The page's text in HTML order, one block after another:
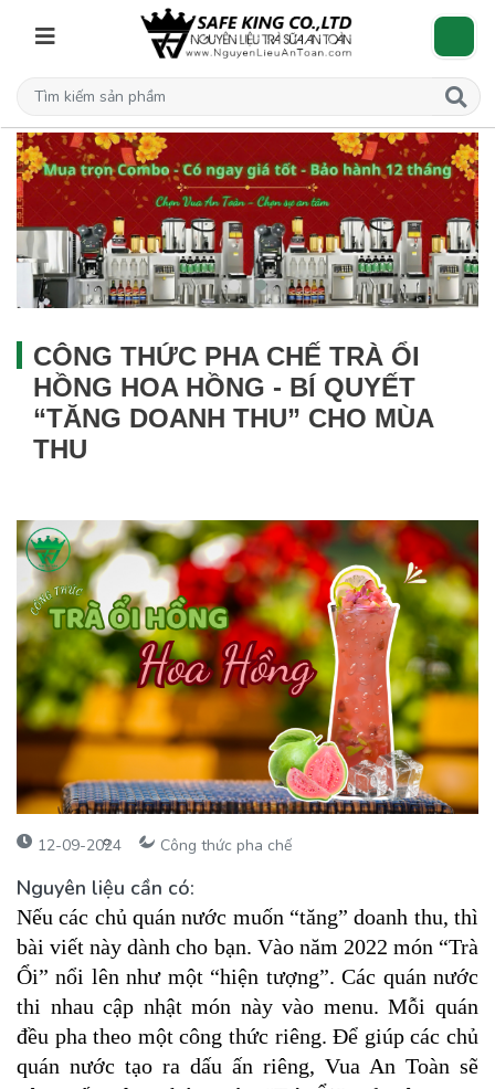
CÔNG THỨC PHA CHẾ TRÀ ỔI
HỒNG HOA HỒNG - BÍ QUYẾT
“TĂNG DOANH THU” CHO MÙA
THU
12-09-2024 Công thức pha chế
Nguyên liệu cần có:
Nếu các chủ quán nước muốn “tăng” doanh thu, thì
bài viết này dành cho bạn. Vào năm 2022 món “Trà
Ổi” nổi lên như một “hiện tượng”. Các quán nước
thi nhau cập nhật món này vào menu. Mỗi quán
đều pha theo một công thức riêng. Để giúp các chủ
quán nước tạo ra dấu ấn riêng, Vua An Toàn sẽ